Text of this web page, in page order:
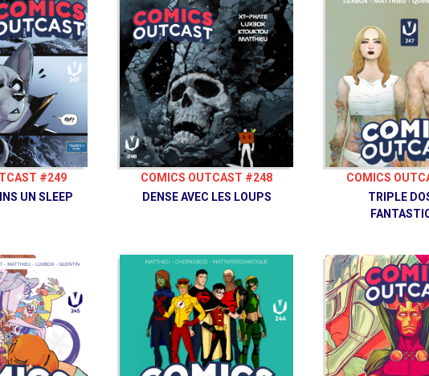
#249
UN SLEEP
COMICS OUTCAST #248
DENSE AVEC LES LOUPS
COMICS
TRIPLE